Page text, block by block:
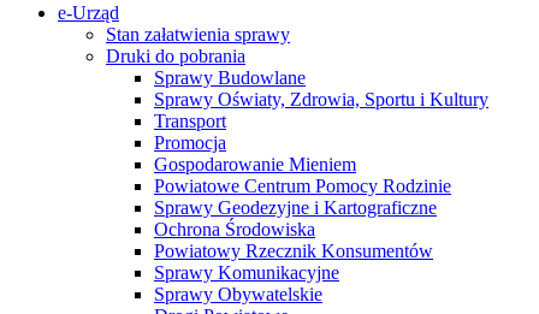
e-Urząd
Stan załatwienia sprawy
Druki do pobrania
Sprawy Budowlane
Sprawy Oświaty, Zdrowia, Sportu i Kultury
Transport
Promocja
Gospodarowanie Mieniem
Powiatowe Centrum Pomocy Rodzinie
Sprawy Geodezyjne i Kartograficzne
Ochrona Środowiska
Powiatowy Rzecznik Konsumentów
Sprawy Komunikacyjne
Sprawy Obywatelskie